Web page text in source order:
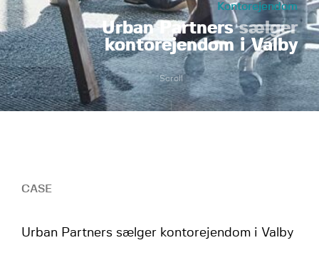
Kontorejendom
Urban Partnerssælger
kontorejendom i Valby
Scroll
CASE
Urban Partners sælger kontorejendom i Valby